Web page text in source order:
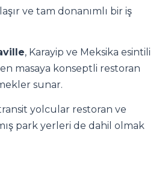
ve tam donanımlı bir iş
, Karayip ve Meksika esintili
masaya konseptli restoran
sunar.
yolcular restoran ve
park yerleri de dahil olmak